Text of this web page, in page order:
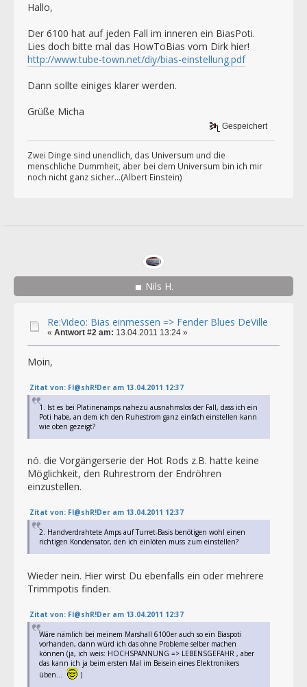
Hallo,
Der 6100 hat auf jeden Fall im inneren ein BiasPoti.
Lies doch bitte mal das HowToBias vom Dirk hier!
http://www.tube-town.net/diy/bias-einstellung.pdf
Dann sollte einiges klarer werden.
Grüße Micha
Gespeichert
Zwei Dinge sind unendlich, das Universum und die
menschliche Dummheit, aber bei dem Universum bin ich mir
noch nicht ganz sicher...(Albert Einstein)
Nils H.
Re:Video: Bias einmessen => Fender Blues DeVille
« Antwort #2 am: 13.04.2011 13:24 »
Moin,
Zitat von: Fl@shR!Der am 13.04.2011 12:37
1. Ist es bei Platinenamps nahezu ausnahmslos der Fall, dass ich ein
Poti habe, an dem ich den Ruhestrom ganz einfach einstellen kann
wie oben gezeigt?
nö. die Vorgängerserie der Hot Rods z.B. hatte keine
Möglichkeit, den Ruhrestrom der Endröhren
einzustellen.
Zitat von: Fl@shR!Der am 13.04.2011 12:37
2. Handverdrahtete Amps auf Turret-Basis benötigen wohl einen
richtigen Kondensator, den ich einlöten muss zum einstellen?
Wieder nein. Hier wirst Du ebenfalls ein oder mehrere
Trimmpotis finden.
Zitat von: Fl@shR!Der am 13.04.2011 12:37
Wäre nämlich bei meinem Marshall 6100er auch so ein Biaspoti
vorhanden, dann würd ich das ohne Probleme selber machen
können (ja, ich weis: HOCHSPANNUNG => LEBENSGEFAHR , aber
das kann ich ja beim ersten Mal im Beisein eines Elektronikers
üben...
)